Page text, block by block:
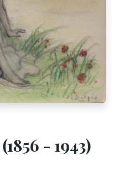
(1856 - 1943)